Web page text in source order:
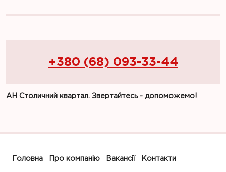
+380 (68) 093-33-44
АН Столичний квартал. Звертайтесь - допоможемо!
Головна Про компанію Вакансії Контакти